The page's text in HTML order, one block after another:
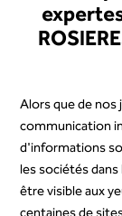
Alors que de nos
communication
d'informations
les sociétés
être visible aux